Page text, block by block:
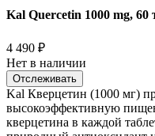
Kal Quercetin 1000 mg, 60
4 490 ₽
Нет в наличии
Отслеживать
Kal Кверцетин (1000 мг)
высокоэффективную
кверцетина в каждой